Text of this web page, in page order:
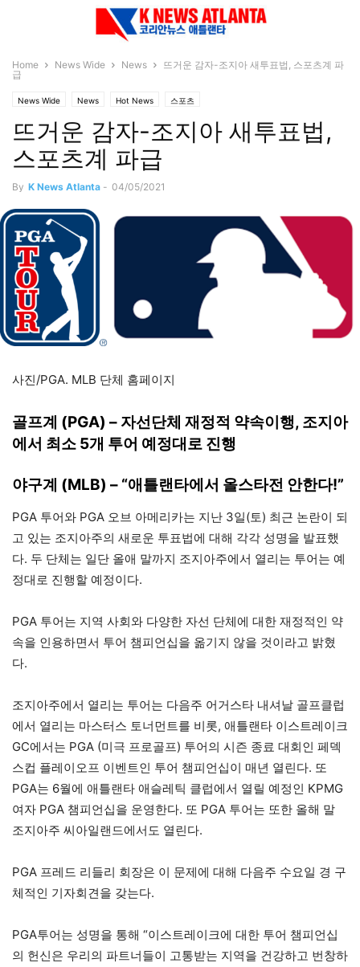
Home News Wide News
뜨거운 감자-조지아 새투표법, 스포츠계 파
급
News Wide News Hot News 스포츠
뜨거운 감자-조지아 새투표법,
스포츠계 파급
By K News Atlanta - 04/05/2021
사진/PGA. MLB 단체 홈페이지
골프계 (PGA) – 자선단체 재정적 약속이행, 조지아
에서 최소 5개 투어 예정대로 진행
야구계 (MLB) – “애틀랜타에서 올스타전 안한다!”
PGA 투어와 PGA 오브 아메리카는 지난 3일(토) 최근 논란이 되
고 있는 조지아주의 새로운 투표법에 대해 각각 성명을 발표했
다. 두 단체는 일단 올애 말까지 조지아주에서 열리는 투어는 예
정대로 진행할 예정이다.
PGA 투어는 지역 사회와 다양한 자선 단체에 대한 재정적인 약
속을 인용하면서 투어 챔피언십을 옮기지 않을 것이라고 밝혔
다.
조지아주에서 열리는 투어는 다음주 어거스타 내셔날 골프클럽
에서 열리는 마스터스 토너먼트를 비롯, 애틀랜타 이스트레이크
GC에서는 PGA (미극 프로골프) 투어의 시즌 종료 대회인 페덱
스컵 플레이오프 이벤트인 투어 챔피언십이 매년 열린다. 또
PGA는 6월에 애틀랜타 애슬레틱 클럽에서 열릴 예정인 KPMG
여자 PGA 챔피언십을 운영한다. 또 PGA 투어는 또한 올해 말
조지아주 씨아일랜드에서도 열린다.
PGA 프레드 리들리 회장은 이 문제에 대해 다음주 수요일 경 구
체적인 기자회견을 갖는다.
PGA투어는 성명을 통해 “이스트레이크에 대한 투어 챔피언십
의 헌신은 우리의 파트너들이 고통받는 지역을 건강하고 번창하